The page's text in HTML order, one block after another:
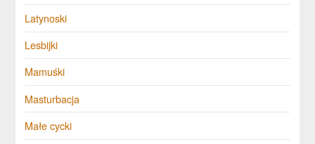
Latynoski
Lesbijki
Mamuśki
Masturbacja
Małe cycki